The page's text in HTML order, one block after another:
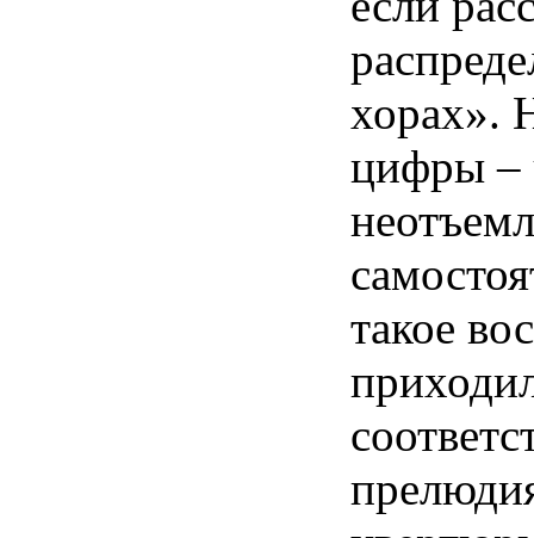
хорах».
цифры –
такое